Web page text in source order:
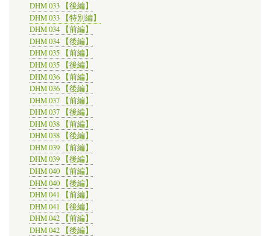
DHM 033 【後編】
DHM 033 【特別編】
DHM 034 【前編】
DHM 034 【後編】
DHM 035 【前編】
DHM 035 【後編】
DHM 036 【前編】
DHM 036 【後編】
DHM 037 【前編】
DHM 037 【後編】
DHM 038 【前編】
DHM 038 【後編】
DHM 039 【前編】
DHM 039 【後編】
DHM 040 【前編】
DHM 040 【後編】
DHM 041 【前編】
DHM 041 【後編】
DHM 042 【前編】
DHM 042 【後編】